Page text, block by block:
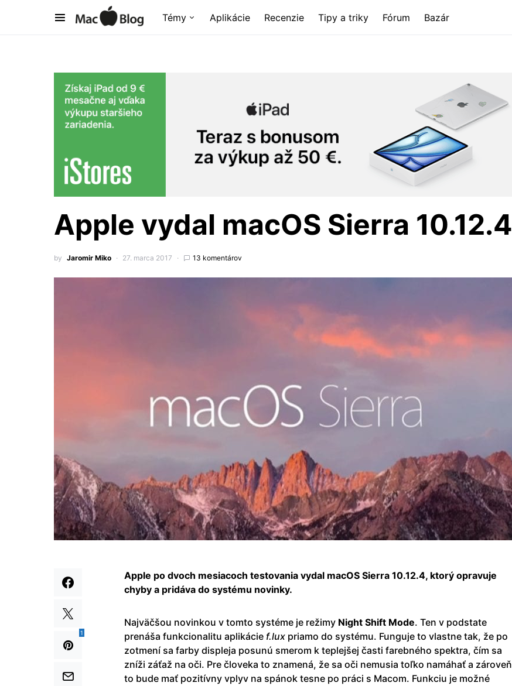
Témy Aplikácie Recenzie Tipy a triky Fórum Bazár
Apple vydal macOS Sierra 10.12.4
by Jaromir Miko 27. marca 2017 13 komentárov
1
Apple po dvoch mesiacoch testovania vydal macOS Sierra 10.12.4, ktorý opravuje
chyby a pridáva do systému novinky.
Najväčšou novinkou v tomto systéme je režimy Night Shift Mode. Ten v podstate
prenáša funkcionalitu aplikácie f.lux priamo do systému. Funguje to vlastne tak, že po
zotmení sa farby displeja posunú smerom k teplejšej časti farebného spektra, čím sa
zníži záťaž na oči. Pre človeka to znamená, že sa oči nemusia toľko namáhať a zároveň
to bude mať pozitívny vplyv na spánok tesne po práci s Macom. Funkciu je možné